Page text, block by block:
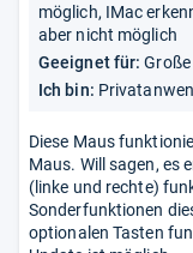
möglich, IMac
aber nicht möglich
Geeignet für:
Ich bin:
Diese Maus
Maus. Will sagen, es
(linke und rechte)
Sonderfunktionen
optionalen Tasten